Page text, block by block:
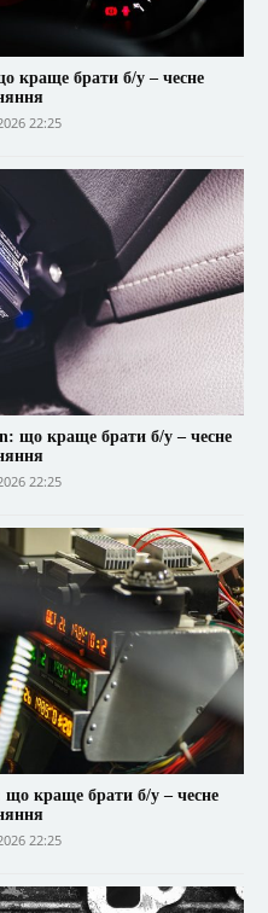
краще брати б/у – чесне
22:25
що краще брати б/у – чесне
22:25
краще брати б/у – чесне
22:25